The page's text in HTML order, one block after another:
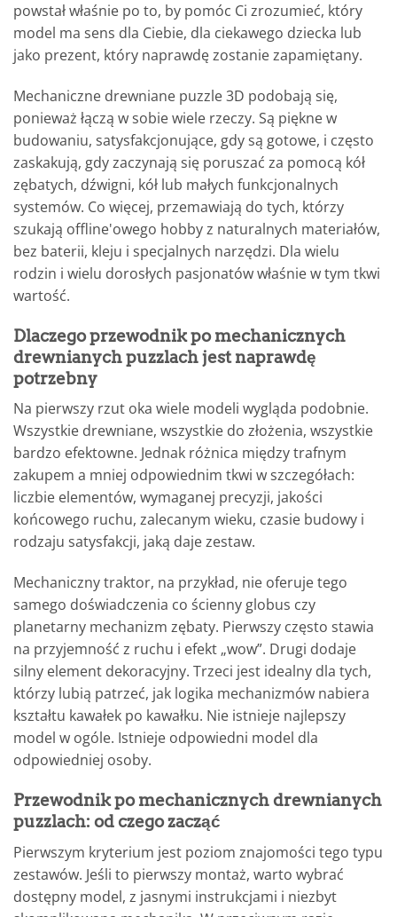
powstał właśnie po to, by pomóc Ci zrozumieć, który
model ma sens dla Ciebie, dla ciekawego dziecka lub
jako prezent, który naprawdę zostanie zapamiętany.
Mechaniczne drewniane puzzle 3D podobają się,
ponieważ łączą w sobie wiele rzeczy. Są piękne w
budowaniu, satysfakcjonujące, gdy są gotowe, i często
zaskakują, gdy zaczynają się poruszać za pomocą kół
zębatych, dźwigni, kół lub małych funkcjonalnych
systemów. Co więcej, przemawiają do tych, którzy
szukają offline'owego hobby z naturalnych materiałów,
bez baterii, kleju i specjalnych narzędzi. Dla wielu
rodzin i wielu dorosłych pasjonatów właśnie w tym tkwi
wartość.
Dlaczego przewodnik po mechanicznych
drewnianych puzzlach jest naprawdę
potrzebny
Na pierwszy rzut oka wiele modeli wygląda podobnie.
Wszystkie drewniane, wszystkie do złożenia, wszystkie
bardzo efektowne. Jednak różnica między trafnym
zakupem a mniej odpowiednim tkwi w szczegółach:
liczbie elementów, wymaganej precyzji, jakości
końcowego ruchu, zalecanym wieku, czasie budowy i
rodzaju satysfakcji, jaką daje zestaw.
Mechaniczny traktor, na przykład, nie oferuje tego
samego doświadczenia co ścienny globus czy
planetarny mechanizm zębaty. Pierwszy często stawia
na przyjemność z ruchu i efekt „wow”. Drugi dodaje
silny element dekoracyjny. Trzeci jest idealny dla tych,
którzy lubią patrzeć, jak logika mechanizmów nabiera
kształtu kawałek po kawałku. Nie istnieje najlepszy
model w ogóle. Istnieje odpowiedni model dla
odpowiedniej osoby.
Przewodnik po mechanicznych drewnianych
puzzlach: od czego zacząć
Pierwszym kryterium jest poziom znajomości tego typu
zestawów. Jeśli to pierwszy montaż, warto wybrać
dostępny model, z jasnymi instrukcjami i niezbyt